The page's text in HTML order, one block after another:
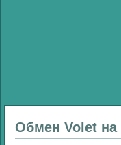
Обмен Volet на